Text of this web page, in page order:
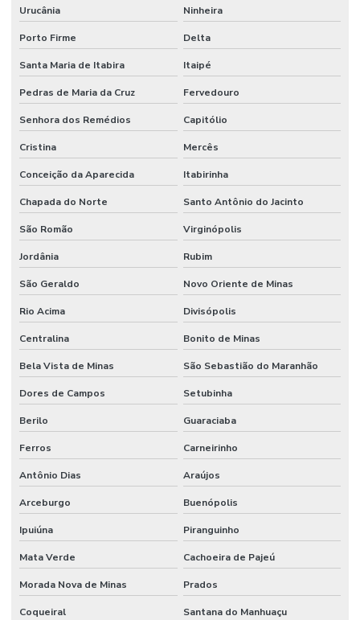
Urucânia Ninheira
Porto Firme Delta
Santa Maria de Itabira Itaipé
Pedras de Maria da Cruz Fervedouro
Senhora dos Remédios Capitólio
Cristina Mercês
Conceição da Aparecida Itabirinha
Chapada do Norte Santo Antônio do Jacinto
São Romão Virginópolis
Jordânia Rubim
São Geraldo Novo Oriente de Minas
Rio Acima Divisópolis
Centralina Bonito de Minas
Bela Vista de Minas São Sebastião do Maranhão
Dores de Campos Setubinha
Berilo Guaraciaba
Ferros Carneirinho
Antônio Dias Araújos
Arceburgo Buenópolis
Ipuiúna Piranguinho
Mata Verde Cachoeira de Pajeú
Morada Nova de Minas Prados
Coqueiral Santana do Manhuaçu